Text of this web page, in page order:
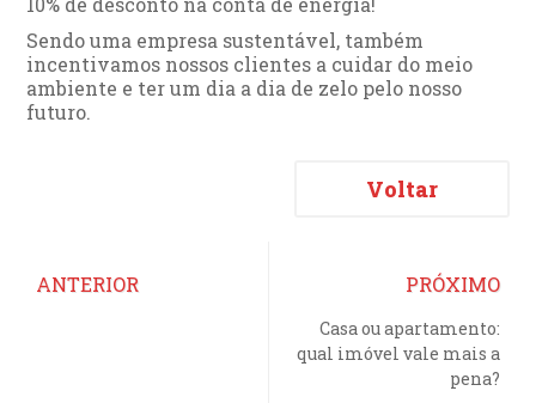
Sendo uma empresa sustentável, também
incentivamos nossos clientes a cuidar do meio
ambiente e ter um dia a dia de zelo pelo nosso
futuro.
Voltar
ANTERIOR PRÓXIMO
Casa ou apartamento:
qual imóvel vale mais a
pena?